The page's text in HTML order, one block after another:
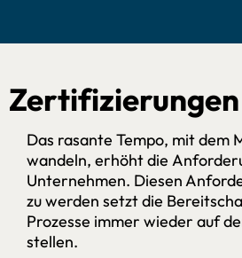
Zertifizierungen
Das rasante Tempo, mit dem
wandeln, erhöht die
Unternehmen. Diesen
zu werden setzt die
Prozesse immer wieder auf
stellen.